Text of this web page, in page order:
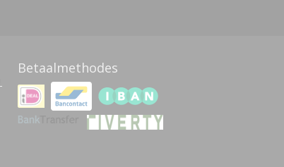
Betaalmethodes